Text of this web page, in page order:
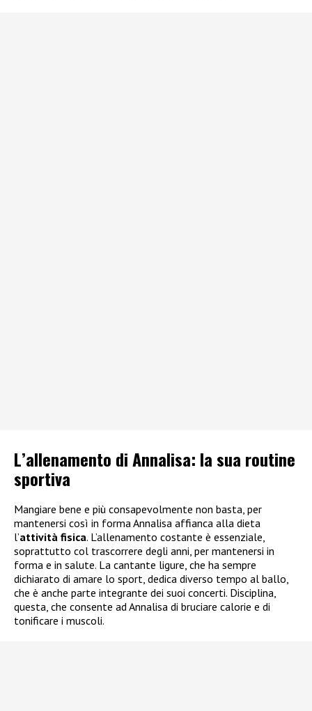
L’allenamento di Annalisa: la sua routine
sportiva
Mangiare bene e più consapevolmente non basta, per
mantenersi così in forma Annalisa affianca alla dieta
l’attività fisica. L’allenamento costante è essenziale,
soprattutto col trascorrere degli anni, per mantenersi in
forma e in salute. La cantante ligure, che ha sempre
dichiarato di amare lo sport, dedica diverso tempo al ballo,
che è anche parte integrante dei suoi concerti. Disciplina,
questa, che consente ad Annalisa di bruciare calorie e di
tonificare i muscoli.